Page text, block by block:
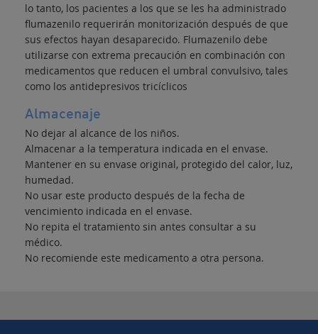
lo tanto, los pacientes a los que se les ha administrado
flumazenilo requerirán monitorización después de que
sus efectos hayan desaparecido. Flumazenilo debe
utilizarse con extrema precaución en combinación con
medicamentos que reducen el umbral convulsivo, tales
como los antidepresivos tricíclicos
Almacenaje
No dejar al alcance de los niños.
Almacenar a la temperatura indicada en el envase.
Mantener en su envase original, protegido del calor, luz,
humedad.
No usar este producto después de la fecha de
vencimiento indicada en el envase.
No repita el tratamiento sin antes consultar a su
médico.
No recomiende este medicamento a otra persona.